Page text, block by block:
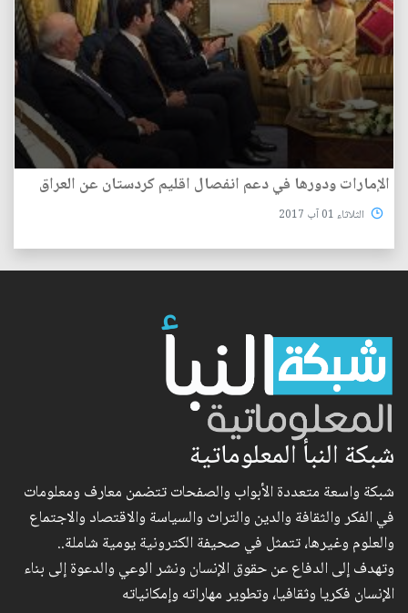
الإمارات ودورها في دعم انفصال اقليم كردستان عن العراق
الثلاثاء 01 آب 2017
شبكة النبأ المعلوماتية
شبكة واسعة متعددة الأبواب والصفحات تتضمن معارف ومعلومات
في الفكر والثقافة والدين والتراث والسياسة والاقتصاد والاجتماع
والعلوم وغيرها، تتمثل في صحيفة الكترونية يومية شاملة..
وتهدف إلى الدفاع عن حقوق الإنسان ونشر الوعي والدعوة إلى بناء
الإنسان فكريا وثقافيا، وتطوير مهاراته وإمكانياته